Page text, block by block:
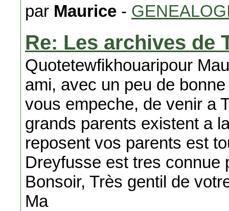
par Maurice -
Re: Les archives de
Quotetewfikhouaripour
ami, avec un peu de
vous empeche, de venir a
grands parents existent a
reposent vos parents est
Dreyfusse est tres connue
Bonsoir, Très gentil de
Ma